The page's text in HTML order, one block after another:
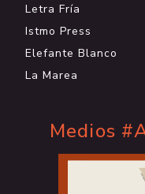
Letra Fría
Istmo Press
Elefante Blanco
La Marea
Medios